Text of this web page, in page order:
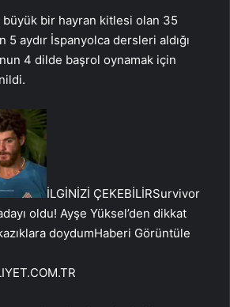
büyük bir hayran kitlesi olan 35
5 aydır İspanyolca dersleri aldığı
4 dilde başrol oynamak için
İLGİNİZİ ÇEKEBİLİRSurvivor
oldu! Ayşe Yüksel’den dikkat
doydumHaberi Görüntüle